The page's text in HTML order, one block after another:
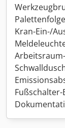
Kran-Ein-/
Fußschalter-